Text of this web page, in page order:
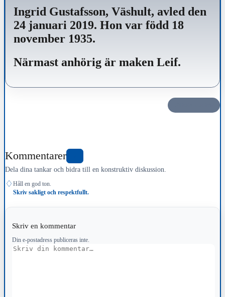
Ingrid Gustafsson, Väshult, avled den
24 januari 2019. Hon var född 18
november 1935.
Närmast anhörig är maken Leif.
Kommentarer
Dela dina tankar och bidra till en konstruktiv diskussion.
♢ Håll en god ton.
Skriv sakligt och respektfullt.
Skriv en kommentar
Din e-postadress publiceras inte.
Kommentar